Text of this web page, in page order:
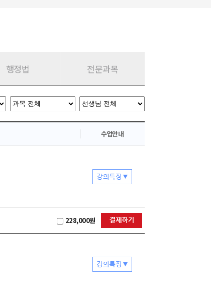
행정법 전문과목
수업안내
228,000원